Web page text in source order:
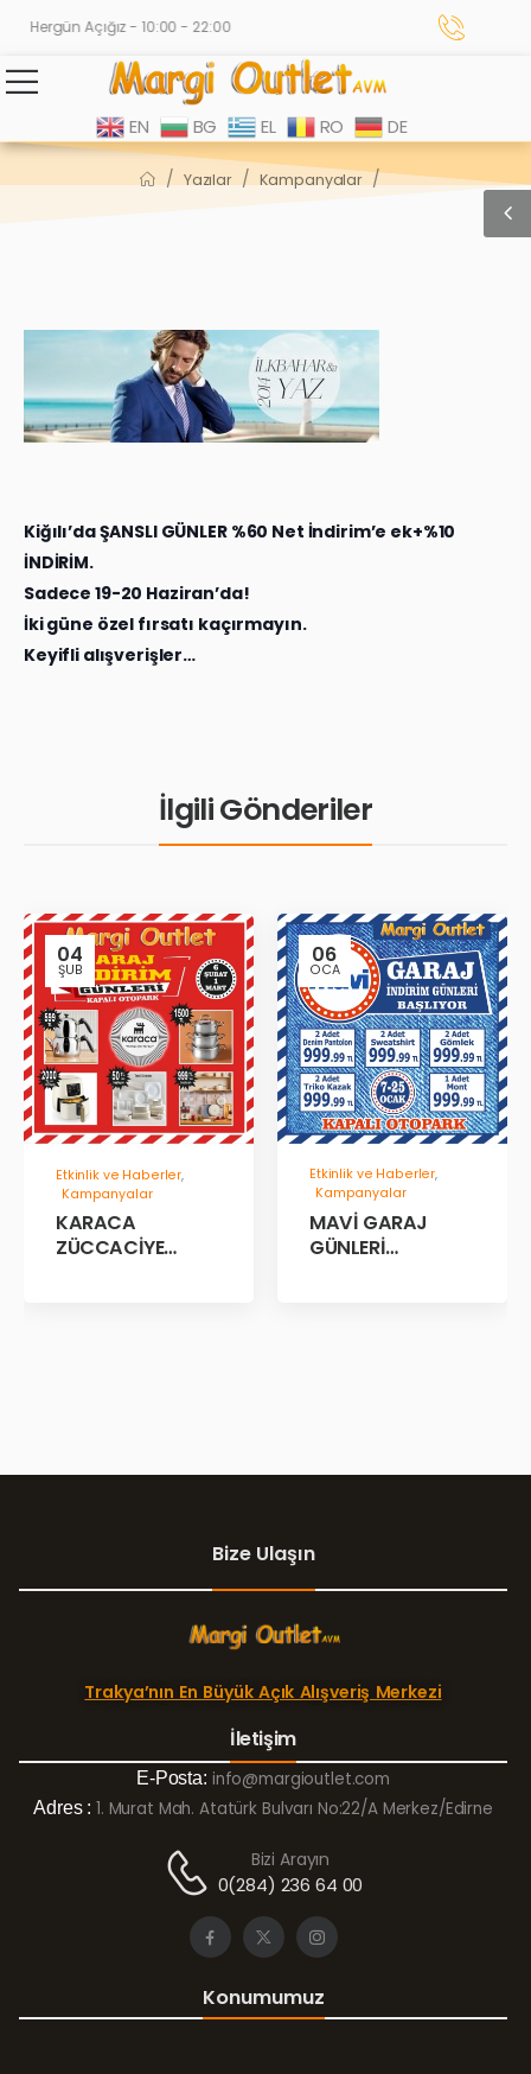
Hergün Açığız - 10:00 - 22:00
EN BG EL RO DE
/ Yazılar / Kampanyalar /
Kiğılı’da ŞANSLI GÜNLER %60 Net İndirim’e ek+%10
İNDİRİM.
Sadece 19-20 Haziran’da!
İki güne özel fırsatı kaçırmayın.
Keyifli alışverişler…
İlgili Gönderiler
04
ŞUB
Etkinlik ve Haberler,
Kampanyalar
KARACA
ZÜCCACİYE
06
OCA
Etkinlik ve Haberler,
Kampanyalar
MAVİ GARAJ
GÜNLERİ
Bize Ulaşın
Trakya’nın En Büyük Açık Alışveriş Merkezi
İletişim
E-Posta: info@margioutlet.com
Adres : 1. Murat Mah. Atatürk Bulvarı No:22/A Merkez/Edirne
Bizi Arayın
0(284) 236 64 00
Konumumuz